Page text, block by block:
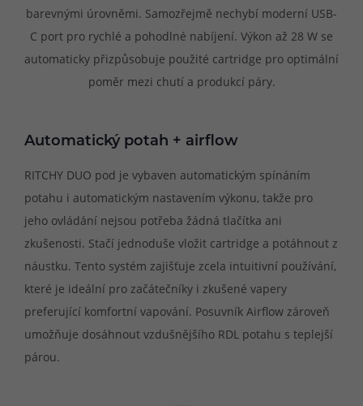
barevnými úrovněmi. Samozřejmě nechybí moderní USB-
C port pro rychlé a pohodlné nabíjení. Výkon až 28 W se
automaticky přizpůsobuje použité cartridge pro optimální
poměr mezi chutí a produkcí páry.
Automatický potah + airflow
RITCHY DUO pod je vybaven automatickým spínáním
potahu i automatickým nastavením výkonu, takže pro
jeho ovládání nejsou potřeba žádná tlačítka ani
zkušenosti. Stačí jednoduše vložit cartridge a potáhnout z
náustku. Tento systém zajišťuje zcela intuitivní používání,
které je ideální pro začátečníky i zkušené vapery
preferující komfortní vapování. Posuvník Airflow zároveň
umožňuje dosáhnout vzdušnějšího RDL potahu s teplejší
párou.